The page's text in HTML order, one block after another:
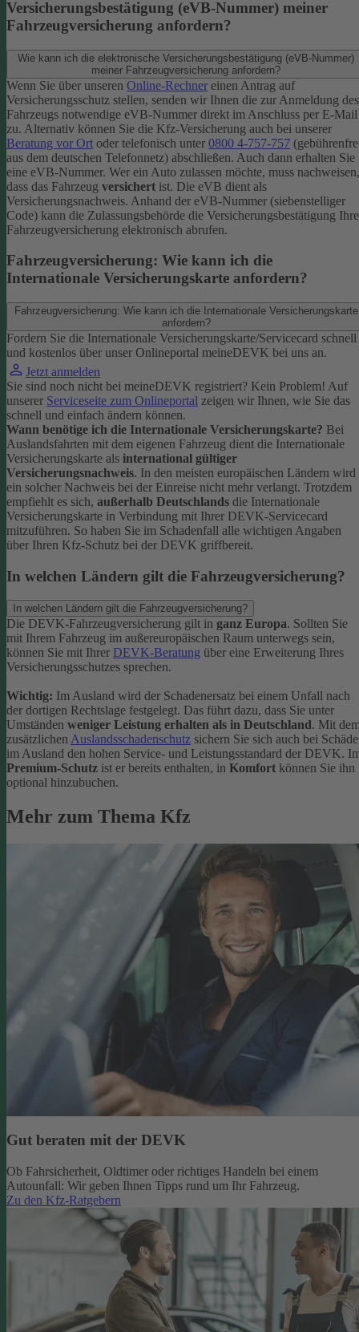
Versicherungsbestätigung (eVB-Nummer) meiner
Fahrzeugversicherung anfordern?
Wie kann ich die elektronische Versicherungsbestätigung (eVB-Nummer)
meiner Fahrzeugversicherung anfordern?
Wenn Sie über unseren Online-Rechner einen Antrag auf
Versicherungsschutz stellen, senden wir Ihnen die zur Anmeldung des
Fahrzeugs notwendige eVB-​Nummer direkt im Anschluss per E-Mail
zu. Alternativ können Sie die Kfz-​Versicherung auch bei unserer
Beratung vor Ort oder telefonisch unter 0800 4-​757-757
aus dem deutschen Telefonnetz) abschließen. Auch dann erhalten Sie
eine eVB-Nummer. Wer ein Auto zulassen möchte, muss nachweisen,
dass das Fahrzeug versichert ist. Die eVB dient als
Versicherungsnachweis. Anhand der eVB-Nummer (siebenstelliger
Code) kann die Zulassungsbehörde die Versicherungsbestätigung
Fahrzeugversicherung elektronisch abrufen.
Fahrzeugversicherung: Wie kann ich die
Internationale Versicherungskarte anfordern?
Fahrzeugversicherung: Wie kann ich die Internationale Versicherungskarte
anfordern?
Fordern Sie die Internationale Versicherungskarte/Servicecard schnell
und kostenlos über unser Onlineportal meineDEVK bei uns an.
Jetzt anmelden
Sie sind noch nicht bei meineDEVK registriert? Kein Problem! Auf
unserer Serviceseite zum Onlineportal zeigen wir Ihnen, wie Sie das
schnell und einfach ändern können.
Wann benötige ich die Internationale Versicherungskarte? Bei
Auslandsfahrten mit dem eigenen Fahrzeug dient die Internationale
Versicherungskarte als international gültiger
Versicherungsnachweis. In den meisten europäischen Ländern wird
ein solcher Nachweis bei der Einreise nicht mehr verlangt. Trotzdem
empfiehlt es sich, außerhalb Deutschlands die Internationale
Versicherungskarte in Verbindung mit Ihrer DEVK-Servicecard
mitzuführen. So haben Sie im Schadenfall alle wichtigen Angaben
über Ihren Kfz-Schutz bei der DEVK griffbereit.
In welchen Ländern gilt die Fahrzeugversicherung?
In welchen Ländern gilt die Fahrzeugversicherung?
Die DEVK-Fahrzeugversicherung gilt in ganz Europa. Sollten Sie
mit Ihrem Fahrzeug im außereuropäischen Raum unterwegs sein,
können Sie mit Ihrer DEVK-Beratung über eine Erweiterung Ihres
Versicherungsschutzes sprechen.
Wichtig: Im Ausland wird der Schadenersatz bei einem Unfall nach
der dortigen Rechtslage festgelegt. Das führt dazu, dass Sie unter
Umständen weniger Leistung erhalten als in Deutschland. Mit
zusätzlichenAuslandsschadenschutz sichern Sie sich auch bei
im Ausland den hohen Service- und Leistungsstandard der DEVK.
Premium-Schutz ist er bereits enthalten, in Komfort können Sie ihn
optional hinzubuchen.
Mehr zum Thema Kfz
Gut beraten mit der DEVK
Ob Fahrsicherheit, Oldtimer oder richtiges Handeln bei einem
Autounfall: Wir geben Ihnen Tipps rund um Ihr Fahrzeug.
Zu den Kfz-Ratgebern